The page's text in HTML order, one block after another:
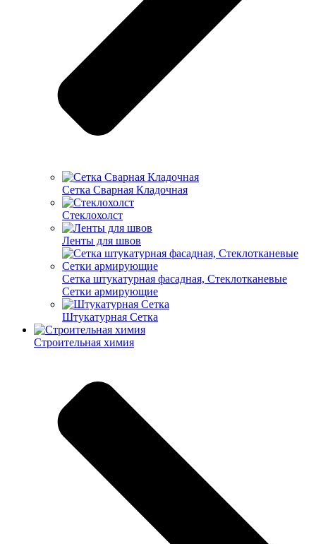
Cетка Сварная Кладочная
Cтеклохолст
Ленты для швов
Сетка штукатурная фасадная, Стеклотканевые
Сетки армирующие
Штукатурная Сетка
Строительная химия